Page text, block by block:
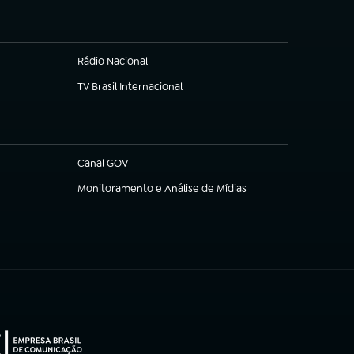
Rádio Nacional
TV Brasil Internacional
(abre em nova aba)
Canal GOV
(abre em nova aba)
Monitoramento e Análise de Mídias
(abre em nova aba)